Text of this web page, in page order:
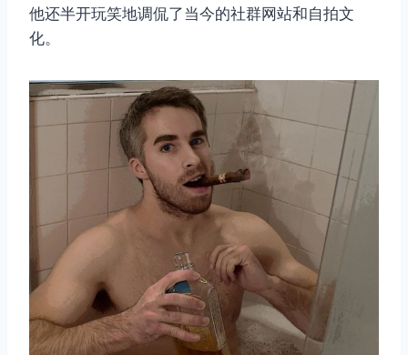
他还半开玩笑地调侃了当今的社群网站和自拍文
化。